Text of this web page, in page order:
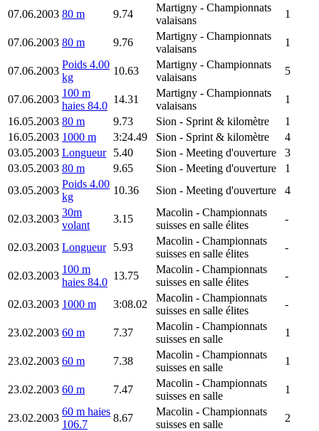
07.06.2003 80 m 9.74
Martigny - Championnats
valaisans
1
07.06.2003 80 m 9.76
Martigny - Championnats
valaisans
1
07.06.2003
Poids 4.00
kg
10.63
Martigny - Championnats
valaisans
5
07.06.2003
100 m
haies 84.0
14.31
Martigny - Championnats
valaisans
1
16.05.2003 80 m 9.73 Sion - Sprint & kilomètre
1
16.05.2003 1000 m 3:24.49 Sion - Sprint & kilomètre
4
03.05.2003 Longueur 5.40 Sion - Meeting d'ouverture
3
03.05.2003 80 m 9.65 Sion - Meeting d'ouverture
1
03.05.2003
Poids 4.00
kg
10.36 Sion - Meeting d'ouverture 4
02.03.2003
30m
volant
3.15
Macolin - Championnats
suisses en salle élites
-
02.03.2003 Longueur 5.93
Macolin - Championnats
suisses en salle élites
-
02.03.2003
100 m
haies 84.0
13.75
Macolin - Championnats
suisses en salle élites
-
02.03.2003 1000 m 3:08.02
Macolin - Championnats
suisses en salle élites
-
23.02.2003 60 m 7.37
Macolin - Championnats
suisses en salle
1
23.02.2003 60 m 7.38
Macolin - Championnats
suisses en salle
1
23.02.2003 60 m 7.47
Macolin - Championnats
suisses en salle
1
23.02.2003
60 m haies
106.7
8.67
Macolin - Championnats
suisses en salle
2